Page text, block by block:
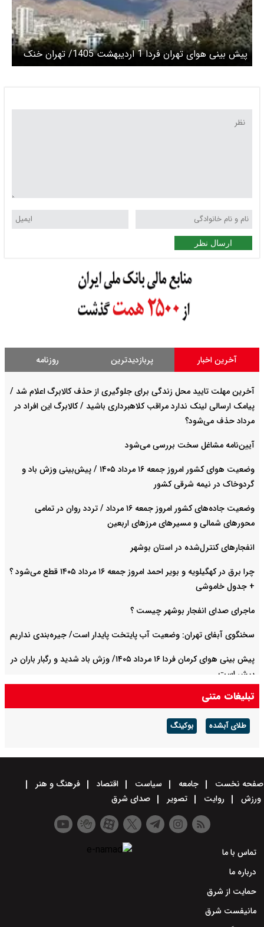
پیش بینی هوای تهران فردا 1 اردیبهشت 1405/ تهران خنک
می شود
ارسال نظر
آخرین اخبار پربازدیدترین روزنامه
آخرین مهلت تایید محل زندگی برای جلوگیری از حذف کالابرگ اعلام شد /
پیامک ارسالی لینک ندارد مراقب کلاهبرداری باشید / کالابرگ این افراد در
مرداد حذف می‌شود؟
آیین‌نامه مشاغل سخت بررسی می‌شود
وضعیت هوای کشور امروز جمعه ۱۶ مرداد ۱۴۰۵ / پیش‌بینی وزش باد و
گردوخاک در نیمه شرقی کشور
وضعیت جاده‌های کشور امروز جمعه ۱۶ مرداد / تردد روان در تمامی
محورهای شمالی و مسیرهای مرزهای اربعین
انفجارهای کنترل‌شده در استان بوشهر
چرا برق در کهگیلویه و بویر احمد امروز جمعه ۱۶ مرداد ۱۴۰۵ قطع می‌شود ؟
+ جدول خاموشی
ماجرای صدای انفجار بوشهر چیست ؟
سخنگوی آبفای تهران: وضعیت آب پایتخت پایدار است/ جیره‌بندی نداریم
پیش بینی هوای کرمان فردا ۱۶ مرداد ۱۴۰۵/ وزش باد شدید و رگبار باران در
پیش است
پیش بینی هوای چهارمحال و بختیاری فردا ۱۶ مرداد ۱۴۰۵/ گرما ادامه دارد
تبلیغات متنی
طلای آبشده بوکینگ
صفحه نخست جامعه سیاست اقتصاد
فرهنگ و هنر
ورزش
روایت تصویر صدای شرق
تماس با ما
درباره ما
حمایت از شرق
مانیفست شرق